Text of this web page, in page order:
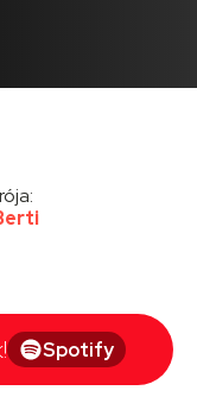
Spotify